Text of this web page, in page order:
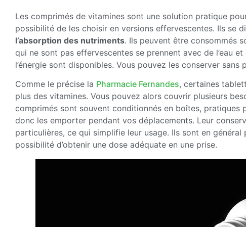
Les comprimés de vitamines sont une solution pratique
possibilité de les choisir en versions effervescentes. Ils se
l’absorption des nutriments. Ils peuvent être consommés
qui ne sont pas effervescentes se prennent avec de l’eau
l’énergie sont disponibles. Vous pouvez les conserver
Comme le précise la Pharmacie Fernandes, certaines
plus des vitamines. Vous pouvez alors couvrir plusieurs
comprimés sont souvent conditionnés en boîtes, pratiques
donc les emporter pendant vos déplacements. Leur
particulières, ce qui simplifie leur usage. Ils sont en
possibilité d’obtenir une dose adéquate en une prise.